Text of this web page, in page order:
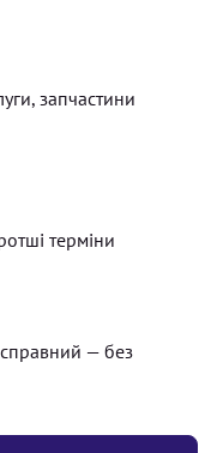
запчастини
терміни
— без